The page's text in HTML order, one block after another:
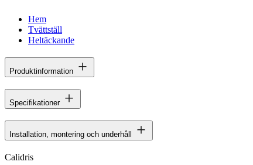
Hem
Tvättställ
Heltäckande
Produktinformation
Specifikationer
Installation, montering och underhåll
Calidris